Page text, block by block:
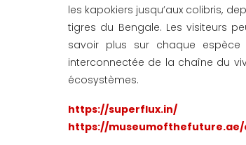
les kapokiers jusqu’aux colibris,
tigres du Bengale. Les visiteurs
savoir plus sur chaque espèce
interconnectée de la chaîne du
écosystèmes.
https://superflux.in/
https://museumofthefuture.ae/